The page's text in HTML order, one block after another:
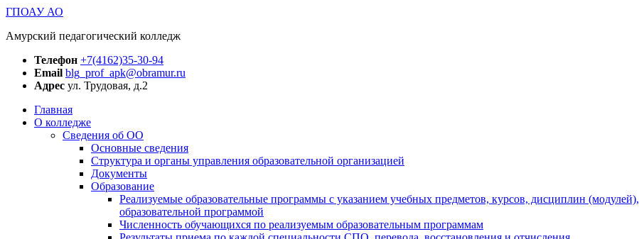
ГПОАУ АО
Амурский педагогический колледж
Телефон +7(4162)35-30-94
Email blg_prof_apk@obramur.ru
Адрес ул. Трудовая, д.2
Главная
О колледже
Сведения об ОО
Основные сведения
Структура и органы управления образовательной организацией
Документы
Образование
Реализуемые образовательные программы с указанием учебных предметов, курсов, дисциплин
образовательной программой
Численность обучающихся по реализуемым образовательным программам